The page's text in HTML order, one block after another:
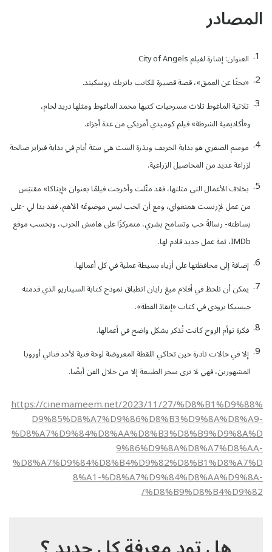
المصادر
العنوان: إشارة لفيلم City of Angels
«بحثًا عن العمق»، قصة قصيرة للكاتب باتريك زوسكيند.
ثلاثية الماغوط ثلاث مسرحيات كتبها محمد الماغوط ومثلها دريد لحام،
و«أكاديمية الشرطة» فيلم كوميدي أمريكي من عدة أجزاء.
موسم الصفري هو بداية الخريف وبذرة الست هي ستة أيام في بداية فبراير صالحة
لزراعة عديد من المحاصيل الزراعية.
بخلاف الأعمال التي مثلتها، فقد مثّلت وأخرجت فيلمًا بعنوان «إيثاكا» مقتبَس
من عمل لإرنست همنغواي، ومع أن الحب ليس موضوعَه الأهم، فقد بدا لي -على
بساطته- رسالةَ حب وتسامح بشري، متمركزًا على هامش الحرب، وبحسب موقع
IMDb، ثمة عمل جديد قادم لها.
إضافة إلى محافظتها على أزياء بسيطة عملية في كل أعمالها.
يمكن أن نلحظ في أفلام ميغ رايان انطباق نموذج كتابة السيناريو الذي قدمته
جيسيكا برودي في كتاب «إنقاذ القطة».
فكرة توأم الروح كانت تُذكر بشكل واضح في أعمالها.
إلا في حالات نادرة حين تحاكي اللقطة المعروضة لوحة فنية لأحد فناني أوروبا
المشهورين، فهي لا ترى سحر الطبيعة إلا من خلال الفن أيضًا.
https://cinemameem.net/2023/11/27/%D8%B1%D9%88%
D9%85%D8%A7%D9%86%D8%B3%D9%8A%D8%A9-
%D8%A7%D9%84%D8%AA%D8%B3%D8%B9%D9%8A%D
9%86%D9%8A%D8%A7%D8%AA-
%D8%A7%D9%84%D8%B4%D9%82%D8%B1%D8%A7%D
8%A1-%D8%A7%D9%84%D8%AA%D9%8A-
%D8%B9%D8%B4%D9%82/